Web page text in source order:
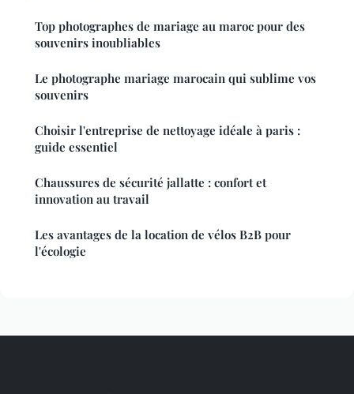
Top photographes de mariage au maroc pour des
souvenirs inoubliables
Le photographe mariage marocain qui sublime vos
souvenirs
Choisir l'entreprise de nettoyage idéale à paris :
guide essentiel
Chaussures de sécurité jallatte : confort et
innovation au travail
Les avantages de la location de vélos B2B pour
l'écologie